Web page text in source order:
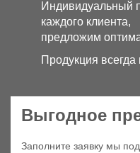
Индивидуальный
каждого клиента,
предложим
Продукция
Выгодное
Заполните заявку мы